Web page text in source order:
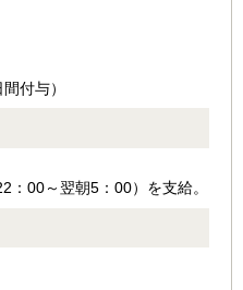
付与）
00～翌朝5：00）を支給。